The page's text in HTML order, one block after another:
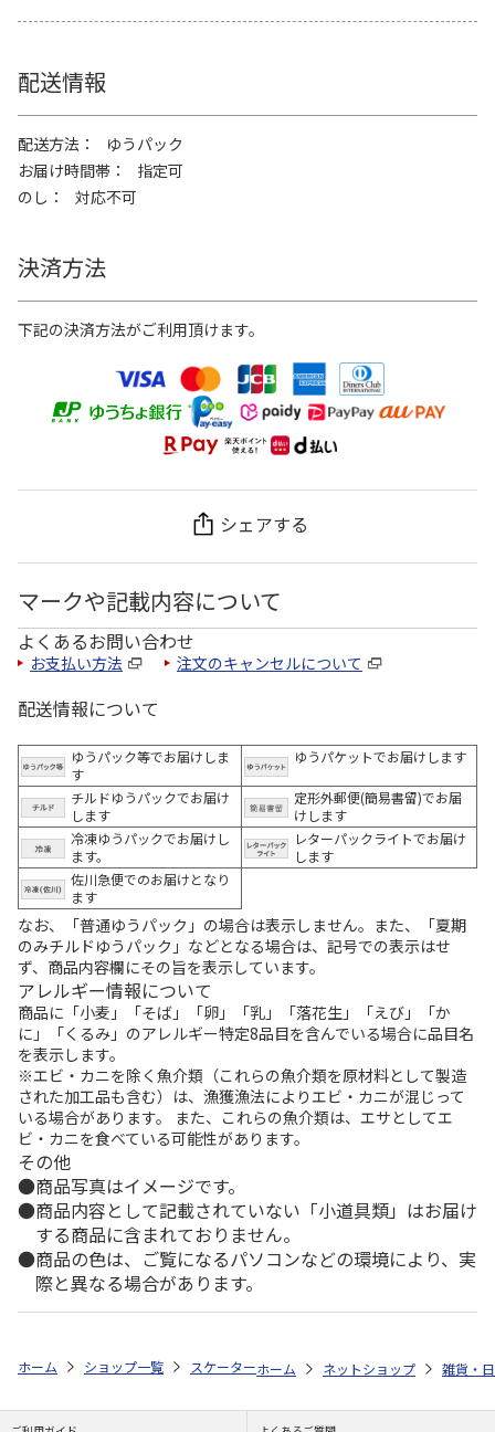
配送情報
配送方法
ゆうパック
お届け時間帯
指定可
のし
対応不可
決済方法
下記の決済方法がご利用頂けます。
シェアする
マークや記載内容について
よくあるお問い合わせ
お支払い方法 注文のキャンセルについて
配送情報について
ゆうパック等でお届けしま
す
ゆうパケットでお届けします
チルドゆうパックでお届け
します
定形外郵便(簡易書留)でお届
けします
冷凍ゆうパックでお届けし
ます。
レターパックライトでお届け
します
佐川急便でのお届けとなり
ます
なお、「普通ゆうパック」の場合は表示しません。また、「夏期
のみチルドゆうパック」などとなる場合は、記号での表示はせ
ず、商品内容欄にその旨を表示しています。
アレルギー情報について
商品に「小麦」「そば」「卵」「乳」「落花生」「えび」「か
に」「くるみ」のアレルギー特定8品目を含んでいる場合に品目名
を表示します。
※エビ・カニを除く魚介類（これらの魚介類を原材料として製造
された加工品も含む）は、漁獲漁法によりエビ・カニが混じって
いる場合があります。 また、これらの魚介類は、エサとしてエ
ビ・カニを食べている可能性があります。
その他
商品写真はイメージです。
商品内容として記載されていない「小道具類」はお届け
する商品に含まれておりません。
商品の色は、ご覧になるパソコンなどの環境により、実
際と異なる場合があります。
ホーム ショップ一覧 スケーター 抗菌音のならないコンビセット 箸
ホーム ネットショップ 雑貨・